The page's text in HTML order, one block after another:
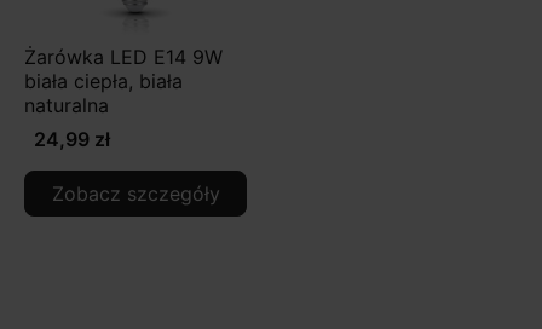
Żarówka LED E14 9W
biała ciepła, biała
naturalna
24,99 zł
Zobacz szczegóły